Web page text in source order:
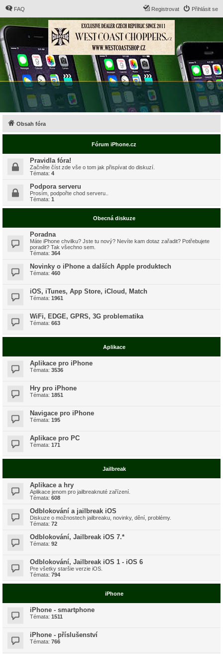
FAQ Přihlásit se
Registrovat
Obsah fóra
Fórum iPhone.cz
Pravidla fóra!
Začněte číst zde vše o tom jak přispívat do diskuzí.
Témata: 4
Podpora serveru
Prosím, podpořte chod serveru..
Témata: 1
Obecná diskuze
Poradna
Máte iPhone chvilku? Jste tu nový? Nevíte kam dotaz zařadit? Potřebujete
poradit? Tak všechno sem.
Témata: 364
Novinky o iPhone a dalších Apple produktech
Témata: 460
iOS, iTunes, App Store, iCloud, Match
Témata: 1961
WiFi, EDGE, GPRS, 3G problematika
Témata: 663
Aplikace
Aplikace pro iPhone
Témata: 3536
Hry pro iPhone
Témata: 1851
Navigace pro iPhone
Témata: 195
Aplikace pro PC
Témata: 171
Jailbreak
Aplikace a hry
Aplikace jenom pro jailbreaknuté zařízení.
Témata: 608
Odblokování a jailbreak iOS
Diskuze o možnostech jailbreaku, novinky, dění, problémy.
Témata: 72
Odblokování, Jailbreak iOS 7.*
Témata: 92
Odblokování, Jailbreak iOS 1 - iOS 6
Pre všetky staršie verzie iOS.
Témata: 794
iPhone
iPhone - smartphone
Témata: 1511
iPhone - příslušenství
Témata: 766